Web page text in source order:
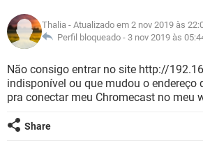
GUIA DE COMPRAS
INSTAGRAM GMAIL
GUIA DE COMPRAS
CELULAR
OUTLOOK EXCEL
INSTAGRAM GMAIL
GUIA DE COMPRAS
JOGOS
CELULAR
OUTLOOK EXCEL
INSTAGRAM GMAIL
GUIA DE COMPRAS
GLOSSÁRIO
JOGOS
CELULAR
INSTAGRAM
Thalia - Atualizado em 2 nov 2019 às
Perfil bloqueado - 3 nov 2019 às
Não consigo entrar no site http://
indisponível ou que mudou o endereço
pra conectar meu Chromecast no meu
Share